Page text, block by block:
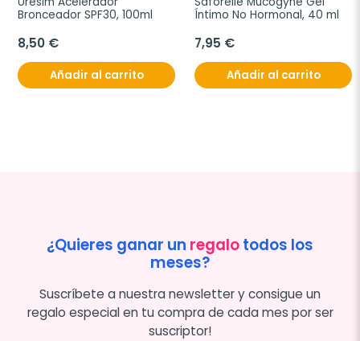
Bronceador SPF30, 100ml
8,50 €
Añadir al carrito
Íntimo No Hormonal, 40 ml
7,95 €
Añadir al carrito
¿Quieres ganar un regalotodos los
meses?
Suscríbete a nuestra newsletter y consigue un
regalo especial en tu compra de cada mes por ser
suscriptor!